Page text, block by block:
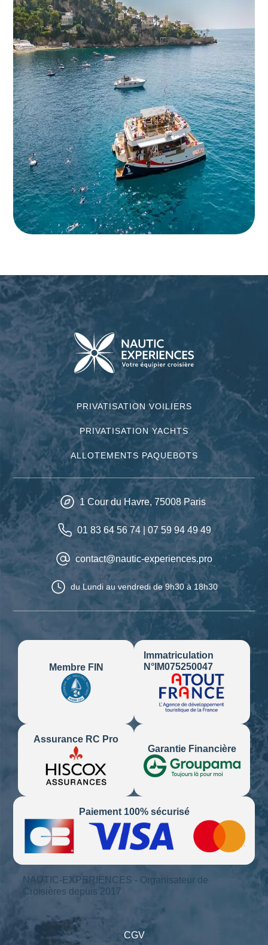
PRIVATISATION VOILIERS
PRIVATISATION YACHTS
ALLOTEMENTS PAQUEBOTS
1 Cour du Havre, 75008 Paris
01 83 64 56 74| 07 59 94 49 49
contact@nautic-experiences.pro
du Lundi au vendredi de 9h30 à 18h30
Membre FIN
Immatriculation
N°IM075250047
Assurance RC Pro
Garantie Financière
Paiement 100% sécurisé
NAUTIC-EXPERIENCES - Organisateur de
Croisières depuis 2017
CGV